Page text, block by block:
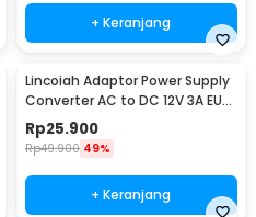
+ Keranjang
Lincoiah Adaptor Power Supply
Converter AC to DC 12V 3A EU
Plug - 1230
Rp25.900
Rp49.900 49%
+ Keranjang